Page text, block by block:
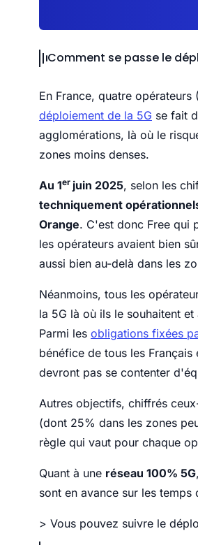
Comment se passe le
En France, quatre
déploiement de la 5G se fait
agglomérations, là où le
zones moins denses.
Au 1er juin 2025, selon les
techniquement
Orange. C'est donc Free qui
les opérateurs avaient bien
aussi bien au-delà dans les
Néanmoins, tous les
la 5G là où ils le souhaitent
Parmi les obligations fixées
bénéfice de tous les Français
devront pas se contenter
Autres objectifs, chiffrés
(dont 25% dans les zones
règle qui vaut pour chaque
Quant à une réseau 100% 5G
sont en avance sur les
> Vous pouvez suivre le